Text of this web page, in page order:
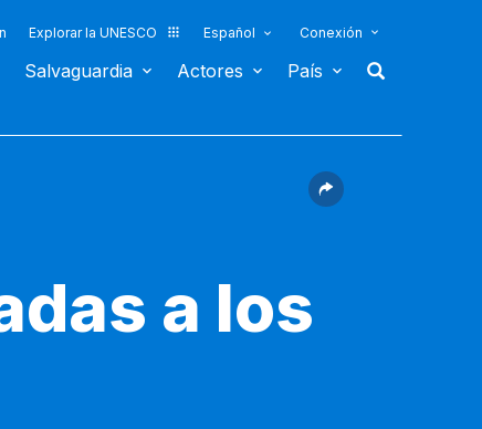
Explorar la UNESCO Español Conexión
Salvaguardia Actores País
a los